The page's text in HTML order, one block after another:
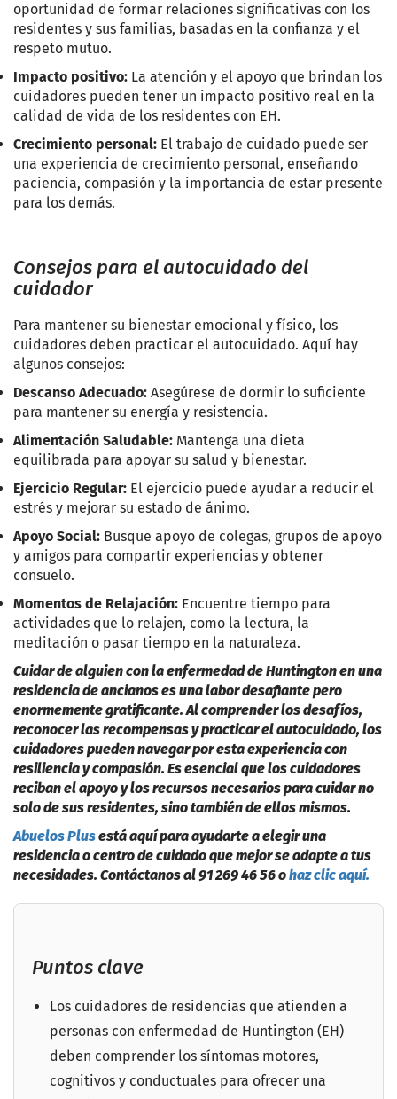
oportunidad de formar relaciones significativas con los
residentes y sus familias, basadas en la confianza y el
respeto mutuo.
Impacto positivo: La atención y el apoyo que brindan los
cuidadores pueden tener un impacto positivo real en la
calidad de vida de los residentes con EH.
Crecimiento personal: El trabajo de cuidado puede ser
una experiencia de crecimiento personal, enseñando
paciencia, compasión y la importancia de estar presente
para los demás.
Consejos para el autocuidado del
cuidador
Para mantener su bienestar emocional y físico, los
cuidadores deben practicar el autocuidado. Aquí hay
algunos consejos:
Descanso Adecuado: Asegúrese de dormir lo suficiente
para mantener su energía y resistencia.
Alimentación Saludable: Mantenga una dieta
equilibrada para apoyar su salud y bienestar.
Ejercicio Regular: El ejercicio puede ayudar a reducir el
estrés y mejorar su estado de ánimo.
Apoyo Social: Busque apoyo de colegas, grupos de apoyo
y amigos para compartir experiencias y obtener
consuelo.
Momentos de Relajación: Encuentre tiempo para
actividades que lo relajen, como la lectura, la
meditación o pasar tiempo en la naturaleza.
Cuidar de alguien con la enfermedad de Huntington en una
residencia de ancianos es una labor desafiante pero
enormemente gratificante. Al comprender los desafíos,
reconocer las recompensas y practicar el autocuidado, los
cuidadores pueden navegar por esta experiencia con
resiliencia y compasión. Es esencial que los cuidadores
reciban el apoyo y los recursos necesarios para cuidar no
solo de sus residentes, sino también de ellos mismos.
Abuelos Plusestá aquí para ayudarte a elegir una
residencia o centro de cuidado que mejor se adapte a tus
necesidades. Contáctanos al 91 269 46 56 ohaz clic aquí.
Puntos clave
Los cuidadores de residencias que atienden a
personas con enfermedad de Huntington (EH)
deben comprender los síntomas motores,
cognitivos y conductuales para ofrecer una